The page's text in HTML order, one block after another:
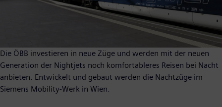
Die ÖBB investieren in neue Züge und werden mit der neuen
Generation der Nightjets noch komfortableres Reisen bei Nacht
anbieten. Entwickelt und gebaut werden die Nachtzüge im
Siemens Mobility-Werk in Wien.